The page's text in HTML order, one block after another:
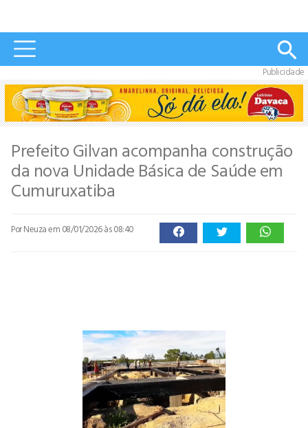
Publicidade
Prefeito Gilvan acompanha construção
da nova Unidade Básica de Saúde em
Cumuruxatiba
Por Neuzaem 08/01/2026 às 08:40